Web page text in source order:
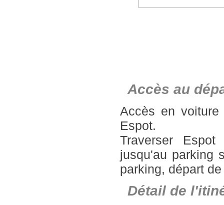
Accès au
Accès en
Espot.
Traverser
jusqu'au parking
parking, départ
Détail de